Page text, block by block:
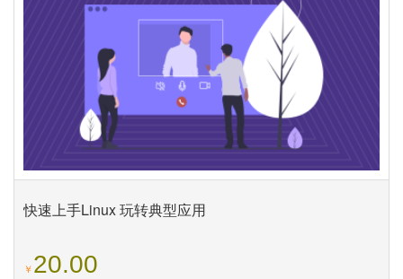
快速上手Linux 玩转典型应用
￥20.00